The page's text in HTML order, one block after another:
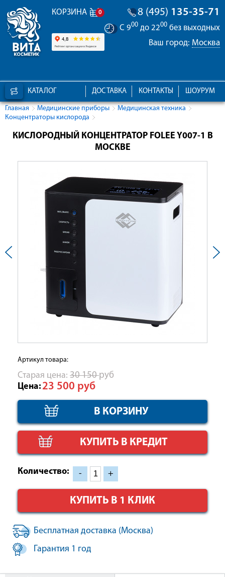
КОРЗИНА 0 8 (495) 135-35-71
С 900 до 2200 без выходных
Ваш город: Москва
КАТАЛОГ ШОУРУМ
КОНТАКТЫ
ДОСТАВКА
Главная Медицинские приборы
Медицинская техника
Концентраторы кислорода
КИСЛОРОДНЫЙ КОНЦЕНТРАТОР FOLEE Y007-1 В
МОСКВЕ
Артикул товара:
Cтарая цена: 30 150руб
Цена: 23 500 руб
КУПИТЬ В КРЕДИТ
Количество: - +
КУПИТЬ В 1 КЛИК
Бесплатная доставка (Москва)
Гарантия 1 год